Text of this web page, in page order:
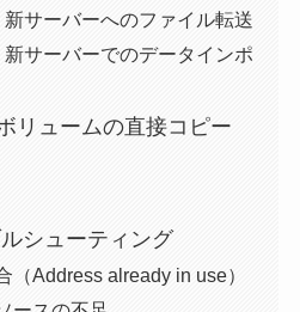
新サーバーへのファイル転送
新サーバーでのデータインポ
リュームの直接コピー
シューティング
（Address already in use）